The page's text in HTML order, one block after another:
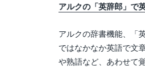
アルクの「英辞郎」で
アルクの辞書機能、「
ではなかなか英語で文
や熟語など、あわせて